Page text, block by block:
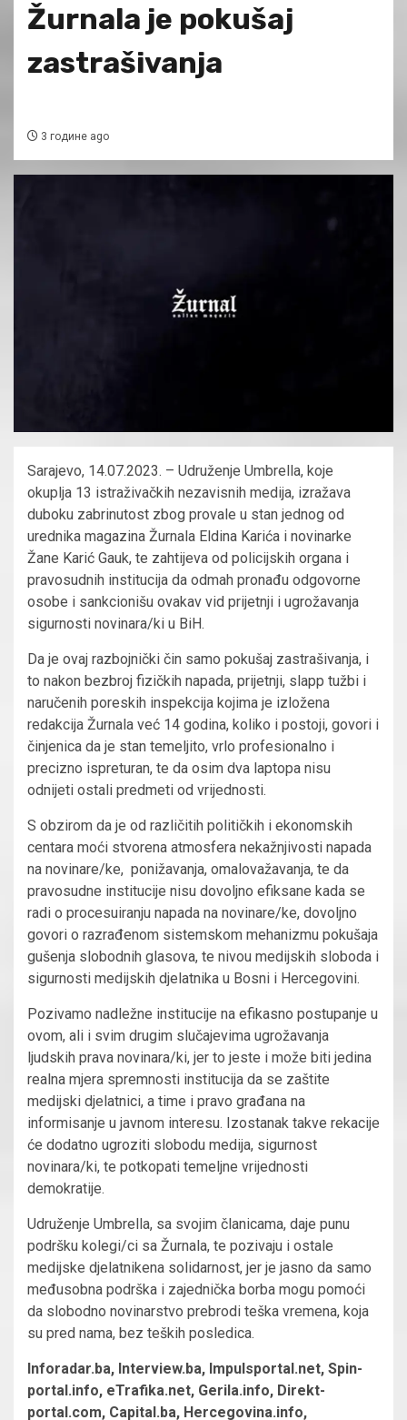
Žurnala je pokušaj
zastrašivanja
3 године ago
Sarajevo, 14.07.2023. – Udruženje Umbrella, koje
okuplja 13 istraživačkih nezavisnih medija, izražava
duboku zabrinutost zbog provale u stan jednog od
urednika magazina Žurnala Eldina Karića i novinarke
Žane Karić Gauk, te zahtijeva od policijskih organa i
pravosudnih institucija da odmah pronađu odgovorne
osobe i sankcionišu ovakav vid prijetnji i ugrožavanja
sigurnosti novinara/ki u BiH.
Da je ovaj razbojnički čin samo pokušaj zastrašivanja, i
to nakon bezbroj fizičkih napada, prijetnji, slapp tužbi i
naručenih poreskih inspekcija kojima je izložena
redakcija Žurnala već 14 godina, koliko i postoji, govori i
činjenica da je stan temeljito, vrlo profesionalno i
precizno ispreturan, te da osim dva laptopa nisu
odnijeti ostali predmeti od vrijednosti.
S obzirom da je od različitih političkih i ekonomskih
centara moći stvorena atmosfera nekažnjivosti napada
na novinare/ke, ponižavanja, omalovažavanja, te da
pravosudne institucije nisu dovoljno efiksane kada se
radi o procesuiranju napada na novinare/ke, dovoljno
govori o razrađenom sistemskom mehanizmu pokušaja
gušenja slobodnih glasova, te nivou medijskih sloboda i
sigurnosti medijskih djelatnika u Bosni i Hercegovini.
Pozivamo nadležne institucije na efikasno postupanje u
ovom, ali i svim drugim slučajevima ugrožavanja
ljudskih prava novinara/ki, jer to jeste i može biti jedina
realna mjera spremnosti institucija da se zaštite
medijski djelatnici, a time i pravo građana na
informisanje u javnom interesu. Izostanak takve rekacije
će dodatno ugroziti slobodu medija, sigurnost
novinara/ki, te potkopati temeljne vrijednosti
demokratije.
Udruženje Umbrella, sa svojim članicama, daje punu
podršku kolegi/ci sa Žurnala, te pozivaju i ostale
medijske djelatnikena solidarnost, jer je jasno da samo
međusobna podrška i zajednička borba mogu pomoći
da slobodno novinarstvo prebrodi teška vremena, koja
su pred nama, bez teških posledica.
Inforadar.ba, Interview.ba, Impulsportal.net, Spin-
portal.info, eTrafika.net, Gerila.info, Direkt-
portal.com, Capital.ba, Hercegovina.info,